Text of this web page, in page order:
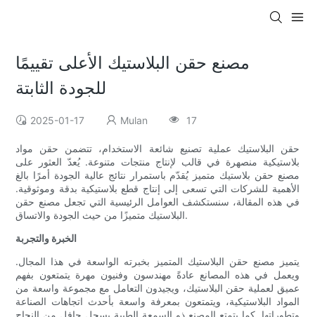
مصنع حقن البلاستيك الأعلى تقييمًا
للجودة الثابتة
2025-01-17 Mulan 17
حقن البلاستيك عملية تصنيع شائعة الاستخدام، تتضمن حقن مواد
بلاستيكية منصهرة في قالب لإنتاج منتجات متنوعة. يُعدّ العثور على
مصنع حقن بلاستيك متميز يُقدّم باستمرار نتائج عالية الجودة أمرًا بالغ
الأهمية للشركات التي تسعى إلى إنتاج قطع بلاستيكية بدقة وموثوقية.
في هذه المقالة، سنستكشف العوامل الرئيسية التي تجعل مصنع حقن
البلاستيك متميزًا من حيث الجودة والاتساق.
الخبرة والتجربة
يتميز مصنع حقن البلاستيك المتميز بخبرته الواسعة في هذا المجال.
ويعمل في هذه المصانع عادةً مهندسون وفنيون مهرة يتمتعون بفهم
عميق لعملية حقن البلاستيك، ويجيدون التعامل مع مجموعة واسعة من
المواد البلاستيكية، ويتمتعون بمعرفة واسعة بأحدث اتجاهات الصناعة